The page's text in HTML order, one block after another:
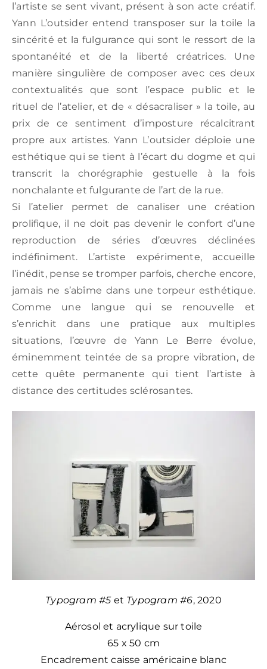
l’artiste se sent vivant, présent à son acte créatif.
Yann L’outsider entend transposer sur la toile la
sincérité et la fulgurance qui sont le ressort de la
spontanéité et de la liberté créatrices. Une
manière singulière de composer avec ces deux
contextualités que sont l’espace public et le
rituel de l’atelier, et de « désacraliser » la toile, au
prix de ce sentiment d’imposture récalcitrant
propre aux artistes. Yann L’outsider déploie une
esthétique qui se tient à l’écart du dogme et qui
transcrit la chorégraphie gestuelle à la fois
nonchalante et fulgurante de l’art de la rue.
Si l’atelier permet de canaliser une création
prolifique, il ne doit pas devenir le confort d’une
reproduction de séries d’œuvres déclinées
indéfiniment. L’artiste expérimente, accueille
l’inédit, pense se tromper parfois, cherche encore,
jamais ne s’abîme dans une torpeur esthétique.
Comme une langue qui se renouvelle et
s’enrichit dans une pratique aux multiples
situations, l’œuvre de Yann Le Berre évolue,
éminemment teintée de sa propre vibration, de
cette quête permanente qui tient l’artiste à
distance des certitudes sclérosantes.
Typogram #5 et Typogram #6, 2020
Aérosol et acrylique sur toile
65 x 50 cm
Encadrement caisse américaine blanc